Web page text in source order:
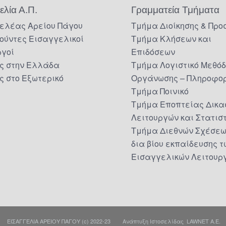
Α.Π.
Αρείου Πάγου
Εισαγγελικοί
στην Ελλάδα
στο Εξωτερικό
Γραμματεία Τμήματα
Τμήμα Διοίκησης &
Τμήμα Κλήσεων και
Επιδόσεων
Τμήμα Λογιστικό
Οργάνωσης –
Τμήμα Ποινικό
Τμήμα Εποπτείας
Λειτουργών και
Τμήμα Διεθνών
δια βίου εκπαίδευσης
Εισαγγελικών
ΕΙΣΑΓΓΕΛΙΑ ΑΡΕΙΟΥ ΠΑΓΟΥ (c) 2022-23 Ανάπτυξη Ιστοσελίδας LAWNET Α.Ε.